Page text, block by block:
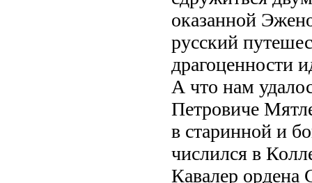
оказанной
русский
драгоценности
А что нам
Петровиче
в старинной и
числился в
Кавалер ордена